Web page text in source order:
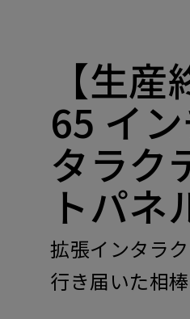
【生
65 イ
タラク
トパネ
拡張インタラ
行き届いた相棒‭